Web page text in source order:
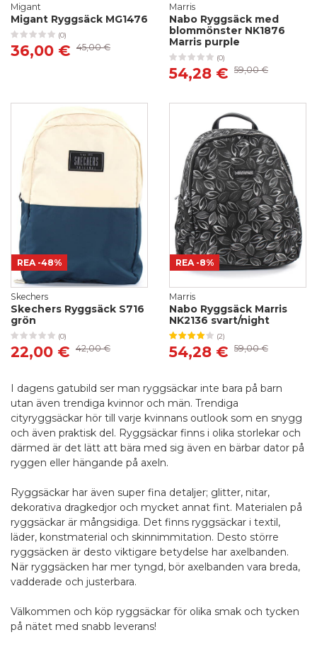
Migant
Migant Ryggsäck MG1476
(0)
36,00 € 45,00 €
Marris
Nabo Ryggsäck med
blommönster NK1876
Marris purple
(0)
54,28 € 59,00 €
REA -48%
Skechers
Skechers Ryggsäck S716
grön
(0)
22,00 € 42,00 €
REA -8%
Marris
Nabo Ryggsäck Marris
NK2136 svart/night
(2)
54,28 € 59,00 €
I dagens gatubild ser man ryggsäckar inte bara på barn
utan även trendiga kvinnor och män. Trendiga
cityryggsäckar hör till varje kvinnans outlook som en snygg
och även praktisk del. Ryggsäckar finns i olika storlekar och
därmed är det lätt att bära med sig även en bärbar dator på
ryggen eller hängande på axeln.
Ryggsäckar har även super fina detaljer; glitter, nitar,
dekorativa dragkedjor och mycket annat fint. Materialen på
ryggsäckar är mångsidiga. Det finns ryggsäckar i textil,
läder, konstmaterial och skinnimmitation. Desto större
ryggsäcken är desto viktigare betydelse har axelbanden.
När ryggsäcken har mer tyngd, bör axelbanden vara breda,
vadderade och justerbara.
Välkommen och köp ryggsäckar för olika smak och tycken
på nätet med snabb leverans!